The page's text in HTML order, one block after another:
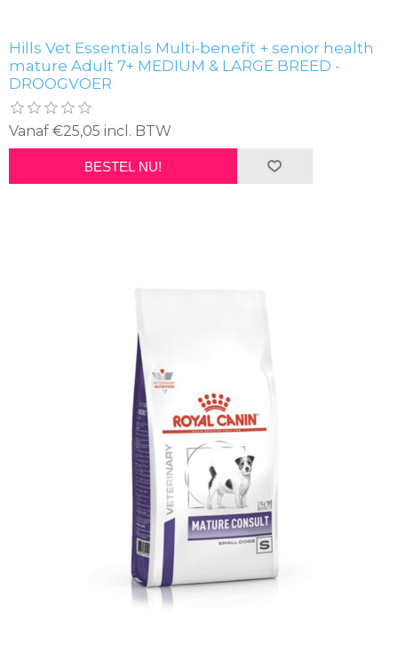
Hills Vet Essentials Multi-benefit + senior health
mature Adult 7+ MEDIUM & LARGE BREED -
DROOGVOER
Vanaf €25,05 incl. BTW
BESTEL NU!